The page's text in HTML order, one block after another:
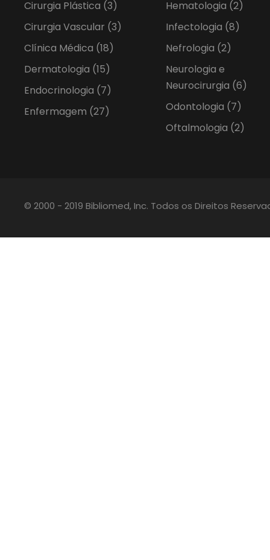
Cirurgia Plástica (3)
Cirurgia Vascular (3)
Clínica Médica (18)
Dermatologia (15)
Endocrinologia (7)
Enfermagem (27)
Hematologia (2)
Infectologia (8)
Nefrologia (2)
Neurologia e
Neurocirurgia (6)
Odontologia (7)
Oftalmologia (2)
© 2000 - 2019 Bibliomed, Inc. Todos os Direitos